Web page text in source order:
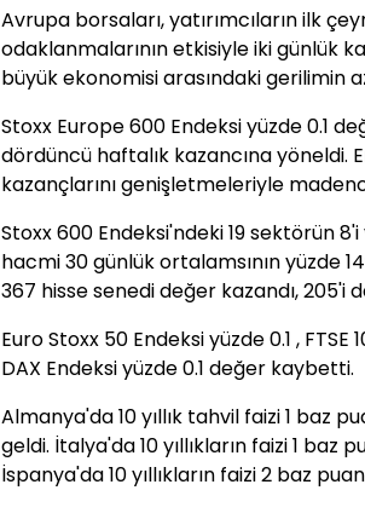
Avrupa borsaları, yatırımcıların ilk
odaklanmalarının etkisiyle iki günlük
büyük ekonomisi arasındaki gerilimin
Stoxx Europe 600 Endeksi yüzde 0.1
dördüncü haftalık kazancına yöneldi.
kazançlarını genişletmeleriyle
Stoxx 600 Endeksi'ndeki 19 sektörün
hacmi 30 günlük ortalamsının yüzde
367 hisse senedi değer kazandı, 205'i
Euro Stoxx 50 Endeksi yüzde 0.1 ,
DAX Endeksi yüzde 0.1 değer kaybetti.
Almanya'da 10 yıllık tahvil faizi 1 baz
geldi. İtalya'da 10 yıllıkların faizi 1 baz
İspanya'da 10 yıllıkların faizi 2 baz